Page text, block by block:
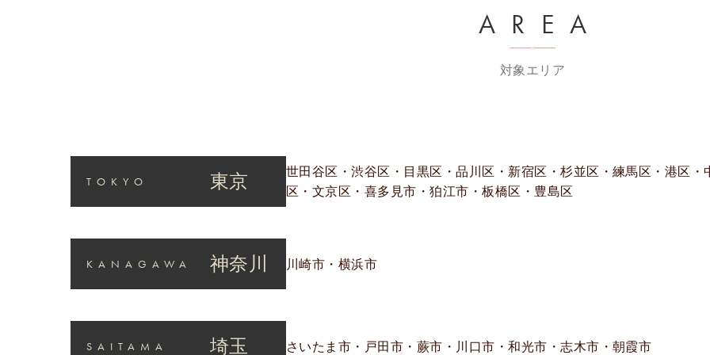
AREA
対象エリア
TOKYO 東京
世田谷区・渋谷区・目黒区・品川区・新宿区・杉並区・練馬区・港区・
区・文京区・喜多見市・狛江市・板橋区・豊島区
KANAGAWA 神奈川 川崎市・横浜市
SAITAMA 埼玉 さいたま市・戸田市・蕨市・川口市・和光市・志木市・朝霞市